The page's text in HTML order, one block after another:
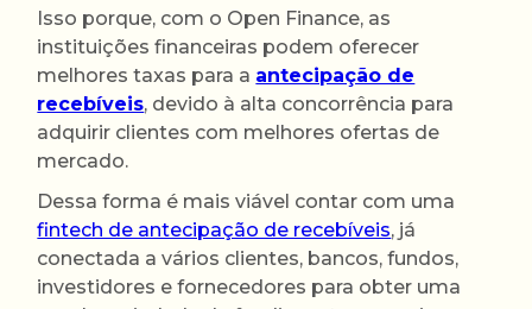
Isso porque, com o Open Finance, as
instituições financeiras podem oferecer
melhores taxas para a antecipação de
recebíveis, devido à alta concorrência para
adquirir clientes com melhores ofertas de
mercado.
Dessa forma é mais viável contar com uma
fintech de antecipação de recebíveis, já
conectada a vários clientes, bancos, fundos,
investidores e fornecedores para obter uma